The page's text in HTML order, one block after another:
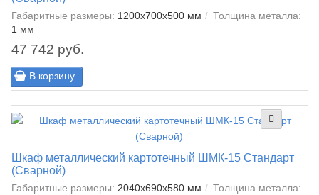
Габаритные размеры: 1200x700x500 мм
Толщина металла:
1 мм
47 742 руб.
В корзину
Шкаф металлический картотечный ШМК-15 Стандарт
(Сварной)
Габаритные размеры: 2040x690x580 мм
Толщина металла: